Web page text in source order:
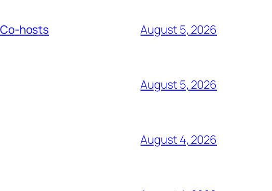
Co-hosts August 5, 2026
August 5, 2026
August 4, 2026